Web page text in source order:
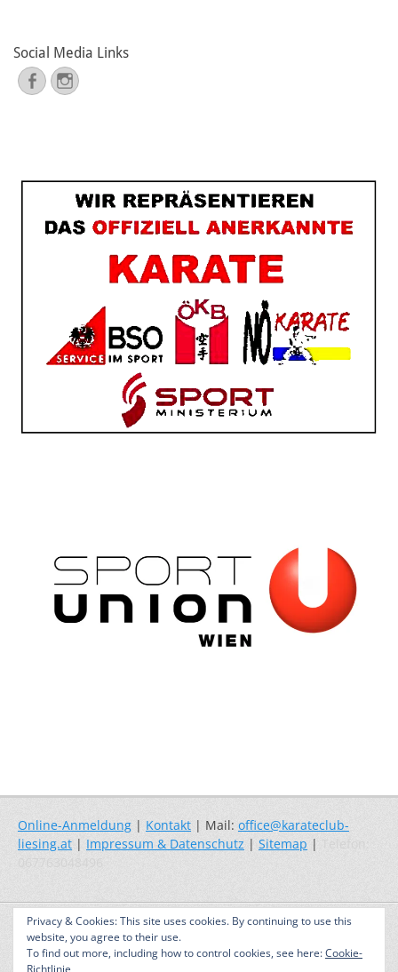
Social Media Links
FacebookInstagram
Online-Anmeldung | Kontakt | Mail: office@karateclub-
liesing.at | Impressum & Datenschutz | Sitemap |
Copyright © 2026Karate – Selbstverteidigung – Fitness. Alle Rechte
vorbehalten. | Catch Responsive nach
Privacy & Cookies: This site uses cookies. By continuing to use this
website, you agree to their use.
To find out more, including how to control cookies, see here:Cookie-
Richtlinie